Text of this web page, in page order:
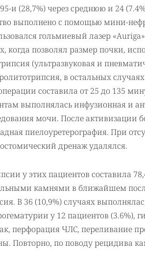
и (28,7%) через среднюю и 24
выполнено с помощью мини-
гольмиевый лазер
когда позволял размер почки,
(ультразвуковая и
в остальных
составила от 25 до 135
выполнялась инфузионная и
мочи. После активизации
пиелоуретерография. При
дренаж удалялся.
у этих пациентов составила
камнями в ближайшем
В 36 (10,9%) случаях
у 12 пациентов (3.6%),
перфорация ЧЛС, переливание
Повторно, по поводу рецидива